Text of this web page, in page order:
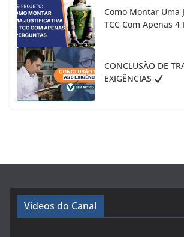
Como Montar Uma
TCC Com Apenas
CONCLUSÃO DE
EXIGÊNCIAS
Videos do Canal